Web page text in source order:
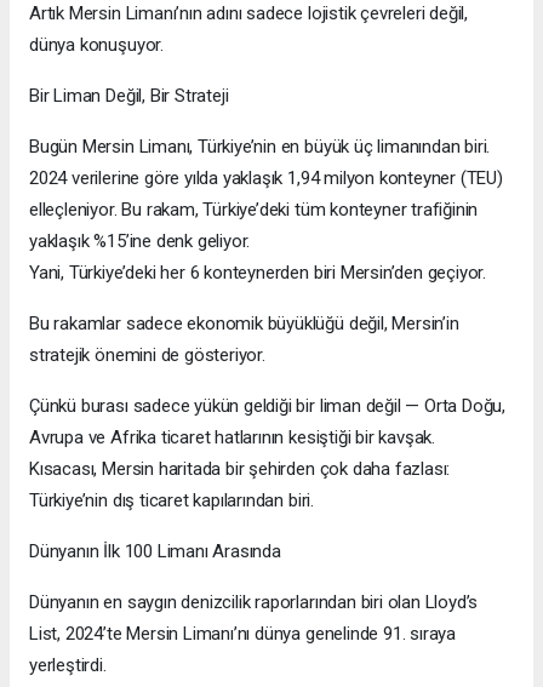
Artık Mersin Limanı’nın adını sadece lojistik çevreleri değil,
dünya konuşuyor.
Bir Liman Değil, Bir Strateji
Bugün Mersin Limanı, Türkiye’nin en büyük üç limanından biri.
2024 verilerine göre yılda yaklaşık 1,94 milyon konteyner (TEU)
elleçleniyor. Bu rakam, Türkiye’deki tüm konteyner trafiğinin
yaklaşık %15’ine denk geliyor.
Yani, Türkiye’deki her 6 konteynerden biri Mersin’den geçiyor.
Bu rakamlar sadece ekonomik büyüklüğü değil, Mersin’in
stratejik önemini de gösteriyor.
Çünkü burası sadece yükün geldiği bir liman değil — Orta Doğu,
Avrupa ve Afrika ticaret hatlarının kesiştiği bir kavşak.
Kısacası, Mersin haritada bir şehirden çok daha fazlası:
Türkiye’nin dış ticaret kapılarından biri.
Dünyanın İlk 100 Limanı Arasında
Dünyanın en saygın denizcilik raporlarından biri olan Lloyd’s
List, 2024’te Mersin Limanı’nı dünya genelinde 91. sıraya
yerleştirdi.